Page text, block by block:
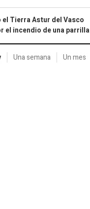
el Tierra Astur del Vasco
el incendio de una parrilla
Una semana Un mes